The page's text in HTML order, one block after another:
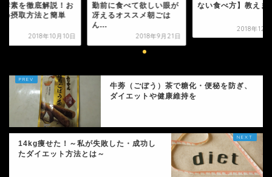
酵素を徹底解説！お
め摂取方法と簡単
2018年10月10日
勤前に食べて欲しい眼が
冴えるオススメ朝ごは
ん...
2018年9月21日
ない食べ方】教えま
2018年12
牛蒡（ごぼう）茶で糖化・便秘を防ぎ、
ダイエットや健康維持を
14kg痩せた！～私が失敗した・成功し
たダイエット方法とは～